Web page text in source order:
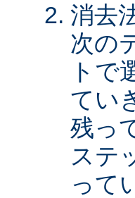
消去
次の
トで
てい
残っ
ステ
って